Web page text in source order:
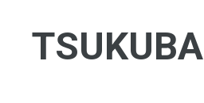
TSUKUBA